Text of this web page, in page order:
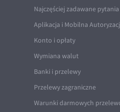
Najczęściej zadawane pytania
Aplikacja i Mobilna
Konto i opłaty
Wymiana walut
Banki i przelewy
Przelewy zagraniczne
Warunki darmowych